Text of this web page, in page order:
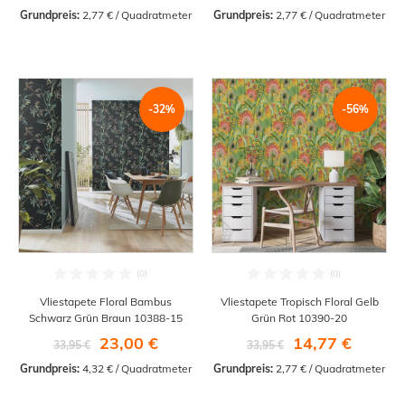
Grundpreis: 2,77 € / Quadratmeter Grundpreis: 2,77 € / Quadratmeter
-32%
Vliestapete Floral Bambus
Schwarz Grün Braun 10388-15
33,95 €
23,00 €
Grundpreis: 4,32 € / Quadratmeter
-56%
Vliestapete Tropisch Floral Gelb
Grün Rot 10390-20
33,95 €
14,77 €
Grundpreis: 2,77 € / Quadratmeter